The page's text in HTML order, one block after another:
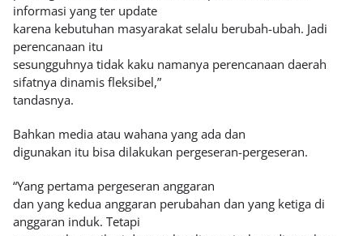
informasi yang ter update
karena kebutuhan masyarakat selalu berubah-ubah. Jadi
perencanaan itu
sesungguhnya tidak kaku namanya perencanaan daerah
sifatnya dinamis fleksibel,”
tandasnya.
Bahkan media atau wahana yang ada dan
digunakan itu bisa dilakukan pergeseran-pergeseran.
“Yang pertama pergeseran anggaran
dan yang kedua anggaran perubahan dan yang ketiga di
anggaran induk. Tetapi